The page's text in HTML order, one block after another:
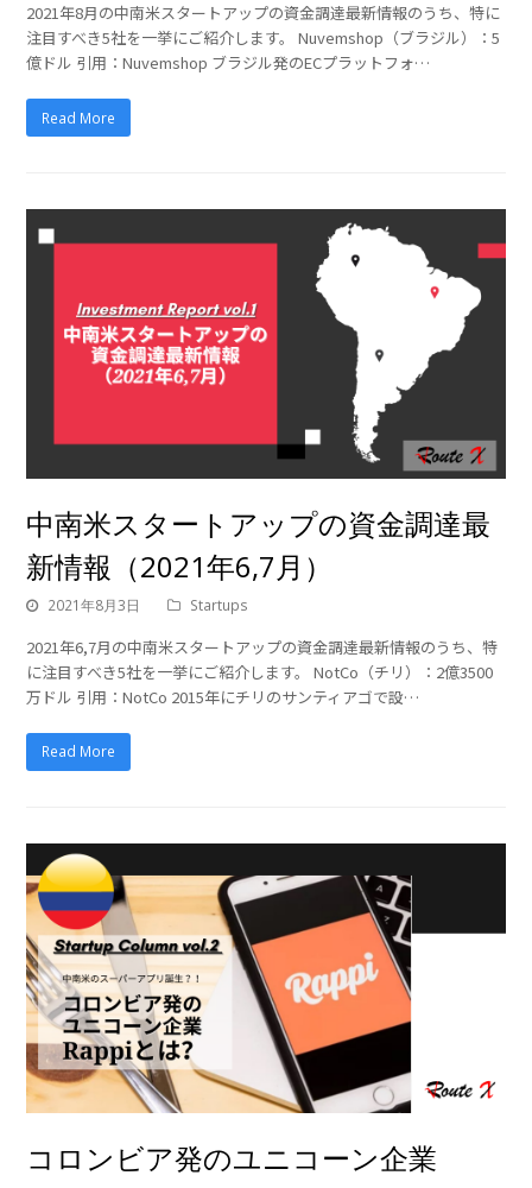
2021年8月の中南米スタートアップの資金調達最新情報のうち、特に
注目すべき5社を一挙にご紹介します。 Nuvemshop（ブラジル）：5
億ドル 引用：Nuvemshop ブラジル発のECプラットフォ…
Read More
中南米スタートアップの資金調達最
新情報（2021年6,7月）
2021年8月3日 Startups
2021年6,7月の中南米スタートアップの資金調達最新情報のうち、特
に注目すべき5社を一挙にご紹介します。 NotCo（チリ）：2億3500
万ドル 引用：NotCo 2015年にチリのサンティアゴで設…
Read More
コロンビア発のユニコーン企業